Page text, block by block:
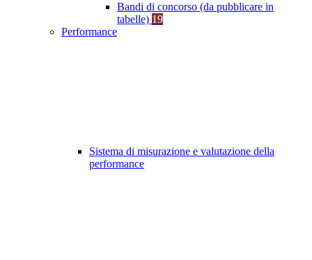
Bandi di concorso (da pubblicare in
tabelle) 19
Performance
Sistema di misurazione e valutazione della
performance